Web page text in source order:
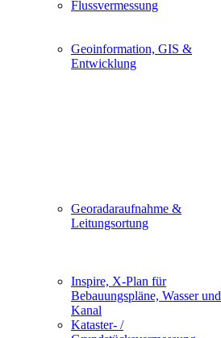
Flussvermessung
Geoinformation, GIS &
Entwicklung
Georadaraufnahme &
Leitungsortung
Inspire, X-Plan für
Bebauungspläne, Wasser und
Kanal
Kataster- /